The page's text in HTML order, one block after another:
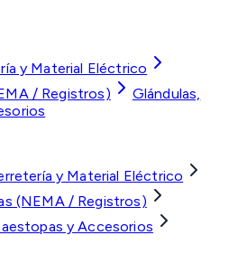
y Material Eléctrico
/ Registros)
Glándulas,
y Material Eléctrico
(NEMA / Registros)
y Accesorios